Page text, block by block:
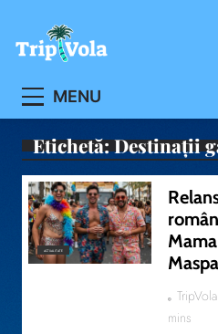
content
MENU
Etichetă:Destinații
ACTUALITATE
TripVola
mins